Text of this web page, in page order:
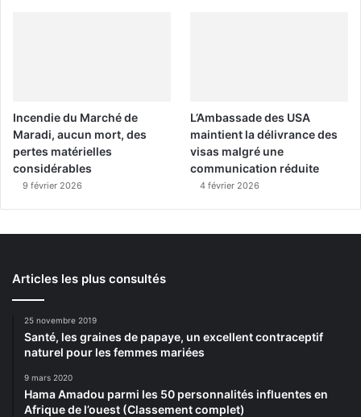
Incendie du Marché de
Maradi, aucun mort, des
pertes matérielles
considérables
9 février 2026
L’Ambassade des USA
maintient la délivrance des
visas malgré une
communication réduite
4 février 2026
Articles les plus consultés
25 novembre 2019
Santé, les graines de papaye, un excellent contraceptif
naturel pour les femmes mariées
9 mars 2020
Hama Amadou parmi les 50 personnalités influentes en
Afrique de l’ouest (Classement complet)